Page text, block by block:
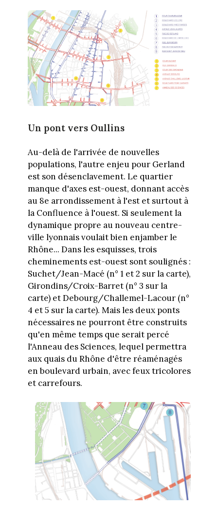
Un pont vers Oullins
Au-delà de l'arrivée de nouvelles
populations, l'autre enjeu pour Gerland
est son désenclavement. Le quartier
manque d'axes est-ouest, donnant accès
au 8e arrondissement à l'est et surtout à
la Confluence à l'ouest. Si seulement la
dynamique propre au nouveau centre-
ville lyonnais voulait bien enjamber le
Rhône... Dans les esquisses, trois
cheminements est-ouest sont soulignés :
Suchet/Jean-Macé (n° 1 et 2 sur la carte),
Girondins/Croix-Barret (n° 3 sur la
carte) et Debourg/Challemel-Lacour (n°
4 et 5 sur la carte). Mais les deux ponts
nécessaires ne pourront être construits
qu'en même temps que serait percé
l'Anneau des Sciences, lequel permettra
aux quais du Rhône d'être réaménagés
en boulevard urbain, avec feux tricolores
et carrefours.